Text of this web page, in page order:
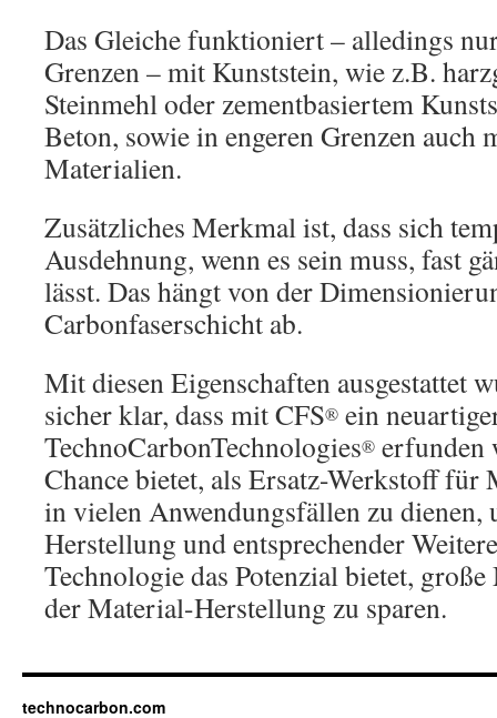
Das Gleiche funktioniert – alledings
Grenzen – mit Kunststein, wie z.B.
Steinmehl oder zementbasiertem
Beton, sowie in engeren Grenzen auch
Materialien.
Zusätzliches Merkmal ist, dass sich
Ausdehnung, wenn es sein muss, fast
lässt. Das hängt von der
Carbonfaserschicht ab.
Mit diesen Eigenschaften ausgestattet
sicher klar, dass mit CFS® ein
TechnoCarbonTechnologies® erfunden
Chance bietet, als Ersatz-Werkstoff für
in vielen Anwendungsfällen zu dienen,
Herstellung und entsprechender
Technologie das Potenzial bietet,
der Material-Herstellung zu sparen.
technocarbon.com